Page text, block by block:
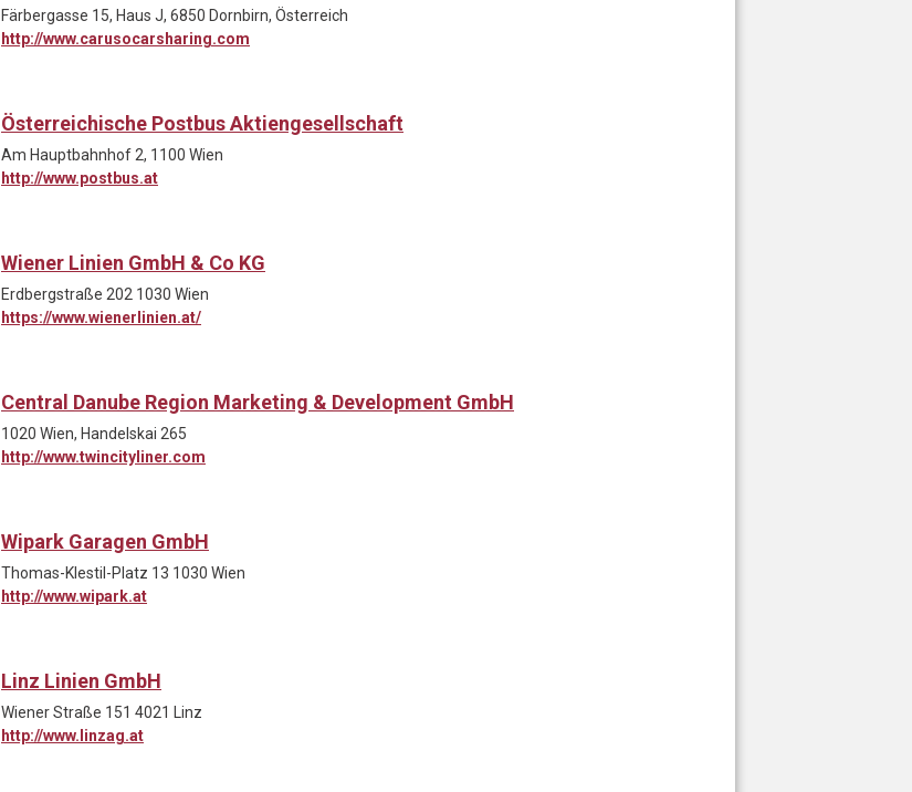
Färbergasse 15, Haus J, 6850 Dornbirn, Österreich
http://www.carusocarsharing.com
Österreichische Postbus Aktiengesellschaft
Am Hauptbahnhof 2, 1100 Wien
http://www.postbus.at
Wiener Linien GmbH & Co KG
Erdbergstraße 202 1030 Wien
https://www.wienerlinien.at/
Central Danube Region Marketing & Development GmbH
1020 Wien, Handelskai 265
http://www.twincityliner.com
Wipark Garagen GmbH
Thomas-Klestil-Platz 13 1030 Wien
http://www.wipark.at
Linz Linien GmbH
Wiener Straße 151 4021 Linz
http://www.linzag.at